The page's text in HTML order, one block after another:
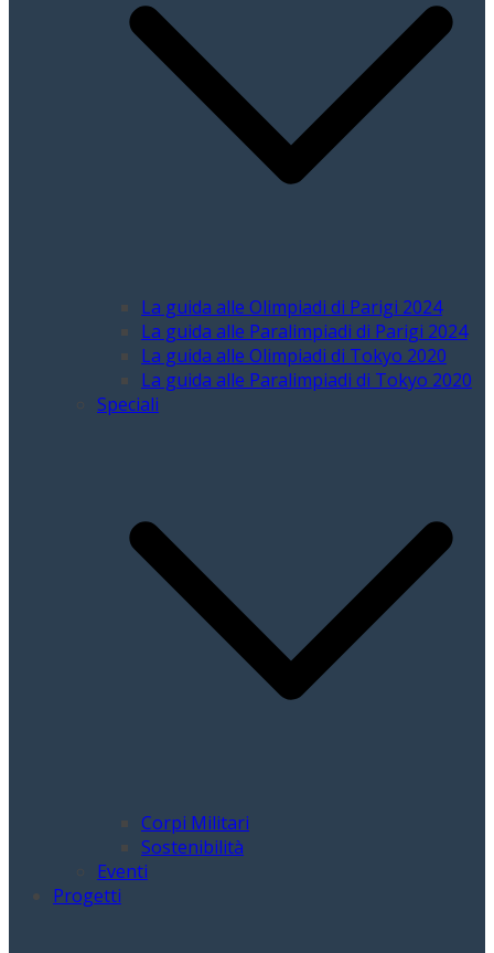
La guida alle Olimpiadi di Parigi 2024
La guida alle Paralimpiadi di Parigi 2024
La guida alle Olimpiadi di Tokyo 2020
La guida alle Paralimpiadi di Tokyo 2020
Speciali
Corpi Militari
Sostenibilità
Eventi
Progetti